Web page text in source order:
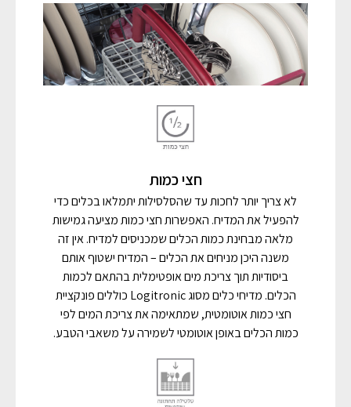
חצי כמות
לא צריך יותר לחכות עד שהסלסילות יתמלאו בכלים כדי
להפעיל את המדיח. האפשרות חצי כמות מציעה גמישות
מלאה מבחינת כמות הכלים שמכניסים למדיח. אין זה
משנה היכן מניחים את הכלים – המדיח ישטוף אותם
ביסודיות תוך צריכת מים אופטימלית בהתאם לכמות
הכלים. מדיחי כלים מסוג Logitronic כוללים פונקציית
חצי כמות אוטומטית, שמתאימה את צריכת המים לפי
כמות הכלים באופן אוטומטי לשמירה על משאבי הטבע.